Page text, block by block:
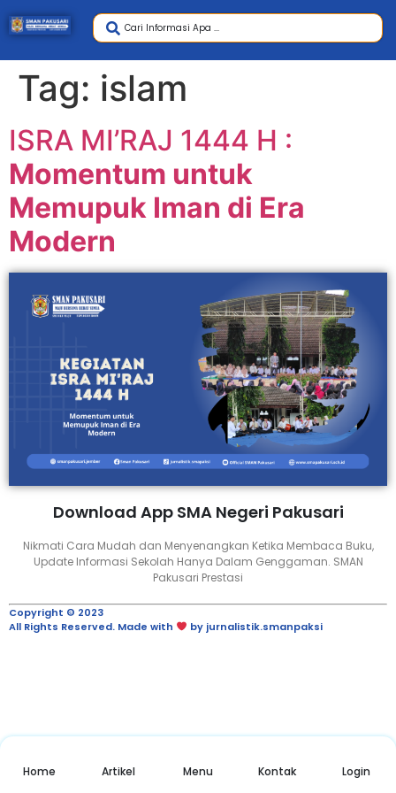
Tag: islam
ISRA MI’RAJ 1444 H :
Momentum untuk
Memupuk Iman di Era
Modern
Download App SMA Negeri Pakusari
Nikmati Cara Mudah dan Menyenangkan Ketika Membaca Buku,
Update Informasi Sekolah Hanya Dalam Genggaman. SMAN
Pakusari Prestasi
Copyright © 2023
All Rights Reserved. Made with
by jurnalistik.smanpaksi
Home Artikel Menu Kontak Login